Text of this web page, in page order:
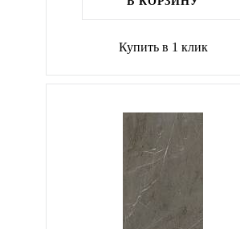
Купить в 1 клик